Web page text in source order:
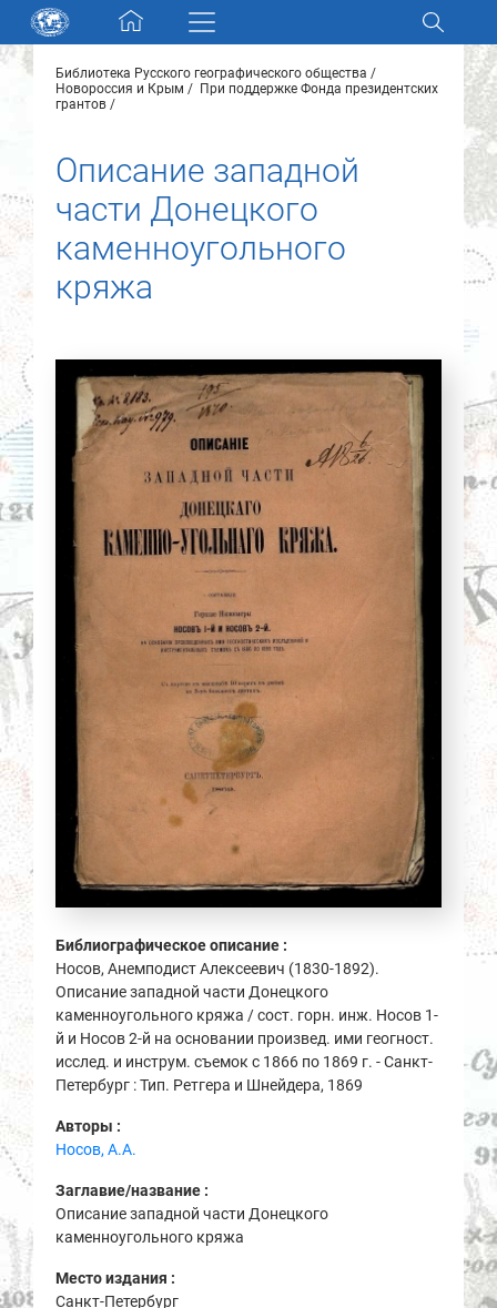
Skip navigation
Разделы и коллекции
Новости
О нас
Контакты
Партнеры
Библиотека Русского географического общества
Новороссия и Крым
При поддержке Фонда президентских
грантов
Описание западной
части Донецкого
каменноугольного
кряжа
Библиографическое описание :
Носов, Анемподист Алексеевич (1830-1892).
Описание западной части Донецкого
каменноугольного кряжа / сост. горн. инж. Носов 1-
й и Носов 2-й на основании произвед. ими геогност.
исслед. и инструм. съемок с 1866 по 1869 г. - Санкт-
Петербург : Тип. Ретгера и Шнейдера, 1869
Авторы :
Носов, А.А.
Заглавие/название :
Описание западной части Донецкого
каменноугольного кряжа
Место издания :
Санкт-Петербург